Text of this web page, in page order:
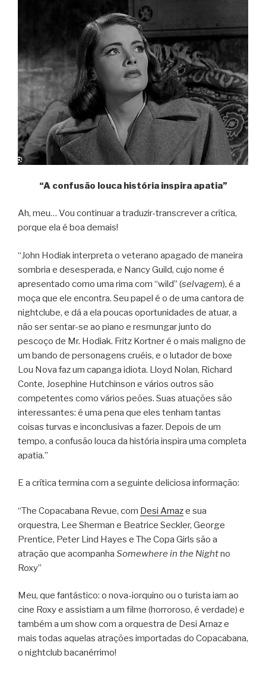
“A confusão louca história inspira apatia”
Ah, meu… Vou continuar a traduzir-transcrever a crítica,
porque ela é boa demais!
“John Hodiak interpreta o veterano apagado de maneira
sombria e desesperada, e Nancy Guild, cujo nome é
apresentado como uma rima com “wild” (selvagem), é a
moça que ele encontra. Seu papel é o de uma cantora de
nightclube, e dá a ela poucas oportunidades de atuar, a
não ser sentar-se ao piano e resmungar junto do
pescoço de Mr. Hodiak. Fritz Kortner é o mais maligno de
um bando de personagens cruéis, e o lutador de boxe
Lou Nova faz um capanga idiota. Lloyd Nolan, Richard
Conte, Josephine Hutchinson e vários outros são
competentes como vários peões. Suas atuações são
interessantes: é uma pena que eles tenham tantas
coisas turvas e inconclusivas a fazer. Depois de um
tempo, a confusão louca da história inspira uma completa
apatia.”
E a crítica termina com a seguinte deliciosa informação:
“The Copacabana Revue, com Desi Arnaze sua
orquestra, Lee Sherman e Beatrice Seckler, George
Prentice, Peter Lind Hayes e The Copa Girls são a
atração que acompanha Somewhere in the Nightno
Roxy”
Meu, que fantástico: o nova-iorquino ou o turista iam ao
cine Roxy e assistiam a um filme (horroroso, é verdade) e
também a um show com a orquestra de Desi Arnaz e
mais todas aquelas atrações importadas do Copacabana,
o nightclub bacanérrimo!